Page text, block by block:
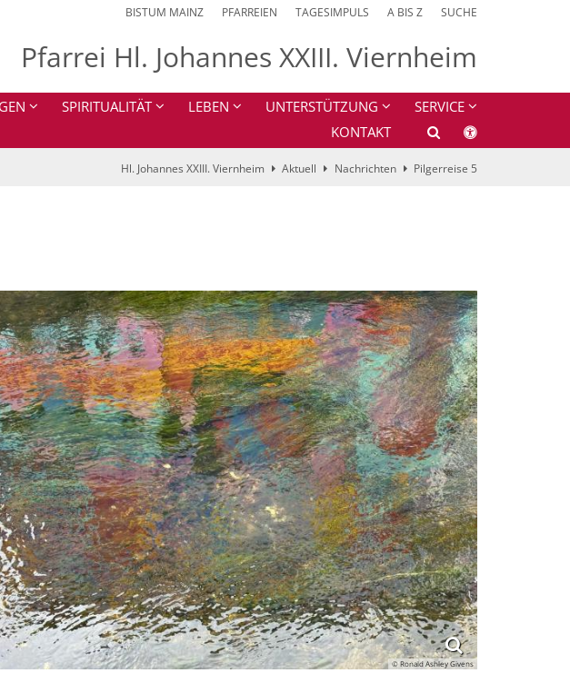
BISTUM MAINZ PFARREIEN TAGESIMPULS A BIS Z SUCHE
Pfarrei Hl. Johannes XXIII. Viernheim
SPIRITUALITÄT LEBEN UNTERSTÜTZUNG
SERVICE
KONTAKT
Hl. Johannes XXIII. Viernheim Aktuell Nachrichten Pilgerreise 5
© Ronald Ashley Givens